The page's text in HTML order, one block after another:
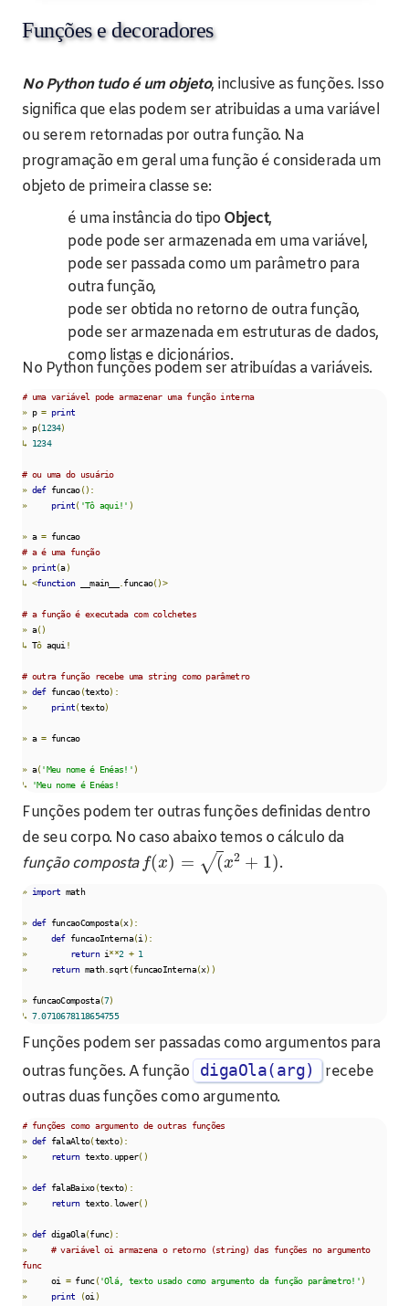
Funções e decoradores
No Python tudo é um objeto, inclusive as funções. Isso
significa que elas podem ser atribuidas a uma variável
ou serem retornadas por outra função. Na
programação em geral uma função é considerada um
objeto de primeira classe se:
é uma instância do tipo Object,
pode pode ser armazenada em uma variável,
pode ser passada como um parâmetro para
outra função,
pode ser obtida no retorno de outra função,
pode ser armazenada em estruturas de dados,
como listas e dicionários.
No Python funções podem ser atribuídas a variáveis.
# uma variável pode armazenar uma função interna
» p = print
» p(1234)
↳ 1234
# ou uma do usuário
» def funcao():
»
print( 'Tô aqui!' )
» a =
funcao
# a é uma função
» print(a)
↳ <function __main__ funcao()>
# a função é executada com colchetes
» a()
↳ Tô aqui !
# outra função recebe uma string como parâmetro
» def funcao(texto):
»
print(texto)
» a = funcao
» a('Meu nome é Enéas!' )
↳
'Meu nome é Enéas!
Funções podem ter outras funções definidas dentro
de seu corpo. No caso abaixo temos o cálculo da
função composta f(x) = (
√ x2 + 1).
» import math
» def funcaoComposta(x):
»
def funcaoInterna(i ):
»
return i**2 + 1
»
return math. sqrt (funcaoInterna(x))
» funcaoComposta(7)
↳ 7.0710678118654755
Funções podem ser passadas como argumentos para
outras funções. A função
digaOla(arg)
recebe
outras duas funções como argumento.
# funções como argumento de outras funções
» def falaAlto(texto):
»
return texto. upper()
» def falaBaixo(texto):
»
return texto. lower()
» def digaOla(func):
»
# variável oi armazena o retorno (string) das funções no argumento
func
»
     oi
= func('Olá, texto usado como argumento da função parâmetro!' )
»
print (oi )